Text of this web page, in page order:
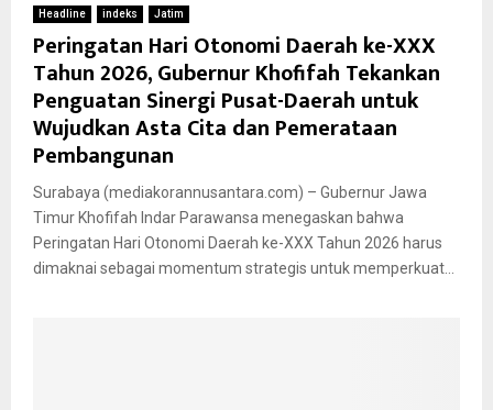
Headline indeks Jatim
Peringatan Hari Otonomi Daerah ke-XXX
Tahun 2026, Gubernur Khofifah Tekankan
Penguatan Sinergi Pusat-Daerah untuk
Wujudkan Asta Cita dan Pemerataan
Pembangunan
Surabaya (mediakorannusantara.com) – Gubernur Jawa
Timur Khofifah Indar Parawansa menegaskan bahwa
Peringatan Hari Otonomi Daerah ke-XXX Tahun 2026 harus
dimaknai sebagai momentum strategis untuk memperkuat...